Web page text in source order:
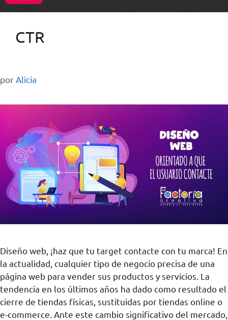
CTR
porAlicia
Diseño web, ¡haz que tu target contacte con tu marca! En
la actualidad, cualquier tipo de negocio precisa de una
página web para vender sus productos y servicios. La
tendencia en los últimos años ha dado como resultado el
cierre de tiendas físicas, sustituidas por tiendas online o
e-commerce. Ante este cambio significativo del mercado,